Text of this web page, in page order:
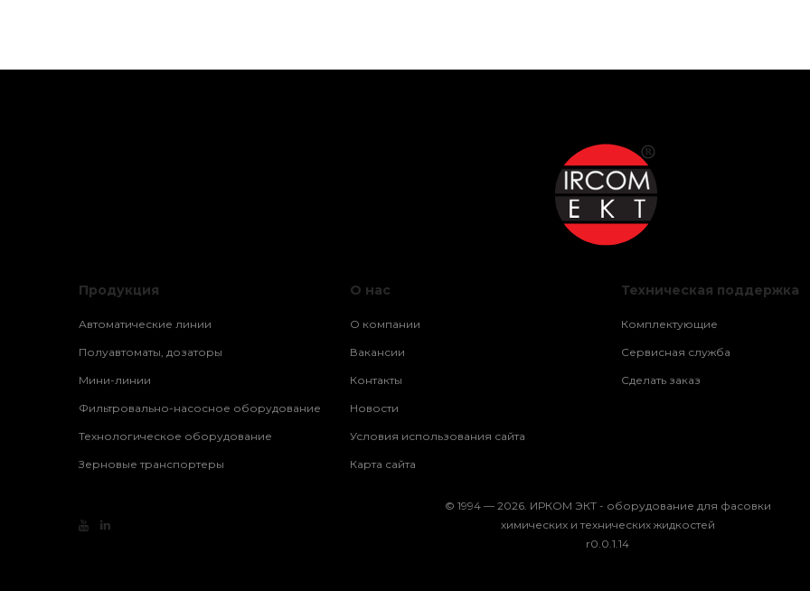
Продукция
Автоматические линии
Полуавтоматы, дозаторы
Мини-линии
Фильтровально-насосное оборудование
Технологическое оборудование
Зерновые транспортеры
О нас
О компании
Вакансии
Контакты
Новости
Условия использования сайта
Карта сайта
Техническая поддержка
Комплектующие
Сервисная служба
Сделать заказ
© 1994 — 2026. ИРКОМ ЭКТ - оборудование для фасовки
химических и технических жидкостей
r0.0.1.14